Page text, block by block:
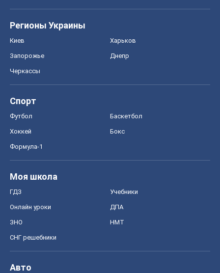
Регионы Украины
Киев Харьков
Запорожье Днепр
Черкассы
Спорт
Футбол Баскетбол
Хоккей Бокс
Формула-1
Моя школа
ГДЗ Учебники
Онлайн уроки ДПА
ЗНО НМТ
СНГ решебники
Авто